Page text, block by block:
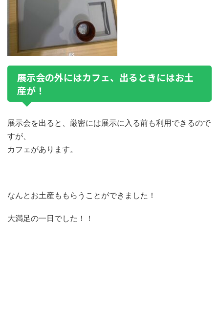
展示会の外にはカフェ、出るときにはお土
産が！
展示会を出ると、厳密には展示に入る前も利用できるので
すが、
カフェがあります。
なんとお土産ももらうことができました！
大満足の一日でした！！